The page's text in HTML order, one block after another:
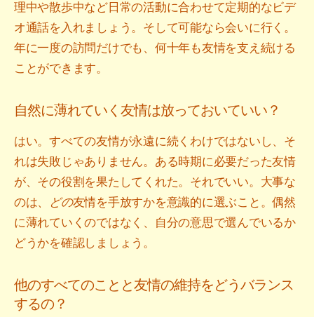
理中や散歩中など日常の活動に合わせて定期的なビデ
オ通話を入れましょう。そして可能なら会いに行く。
年に一度の訪問だけでも、何十年も友情を支え続ける
ことができます。
自然に薄れていく友情は放っておいていい？
はい。すべての友情が永遠に続くわけではないし、そ
れは失敗じゃありません。ある時期に必要だった友情
が、その役割を果たしてくれた。それでいい。大事な
のは、
どの友情を手放すかを意識的に選ぶこと。偶然
に薄れていくのではなく、自分の意思で選んでいるか
どうかを確認しましょう。
他のすべてのことと友情の維持をどうバランス
するの？